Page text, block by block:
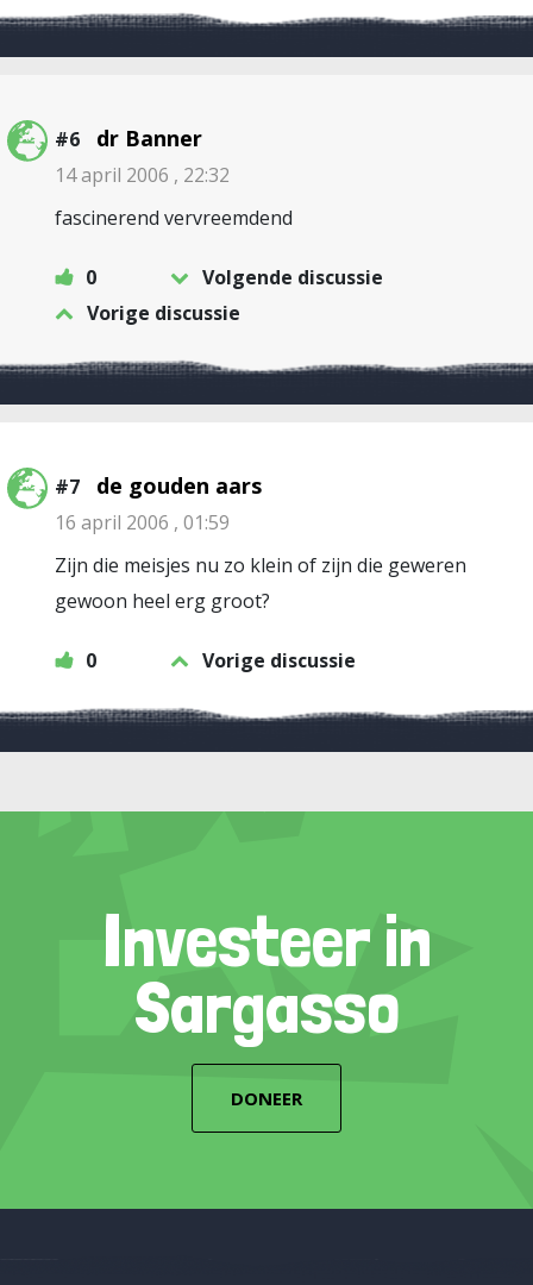
#6 dr Banner
14 april 2006 , 22:32
fascinerend vervreemdend
0
Volgende discussie
Vorige discussie
#7 de gouden aars
16 april 2006 , 01:59
Zijn die meisjes nu zo klein of zijn die geweren
gewoon heel erg groot?
0 Vorige discussie
Investeer in
Sargasso
DONEER